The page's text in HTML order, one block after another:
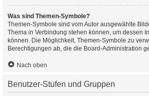
Was sind Themen-Symbole?
Themen-Symbole sind vom Autor ausgewählte
Thema in Verbindung stehen können, um dessen
können. Die Möglichkeit, Themen-Symbole zu
Berechtigungen ab, die die Board-Administration
Nach oben
Benutzer-Stufen und Gruppen